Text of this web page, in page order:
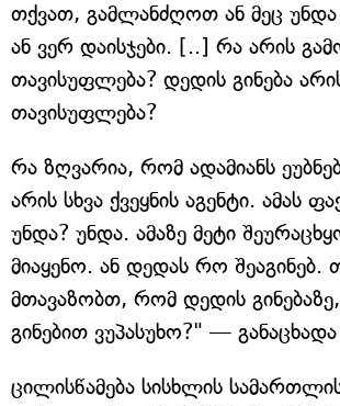
თქვათ, გამლანძღოთ ან მეც
ან ვერ დაისჯები. [..] რა არის
თავისუფლება? დედის გინება
თავისუფლება?
რა ზღვარია, რომ ადამიანს
არის სხვა ქვეყნის აგენტი. ამას
უნდა? უნდა. ამაზე მეტი
მიაყენო. ან დედას რო შეაგინებ.
მთავაზობთ, რომ დედის
გინებით ვუპასუხო?" —
ცილისწამება სისხლის